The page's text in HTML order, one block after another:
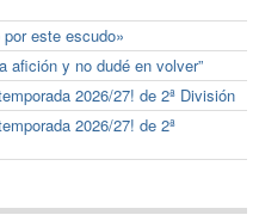
este escudo»
afición y no dudé en volver”
2026/27! de 2ª División
2026/27! de 2ª